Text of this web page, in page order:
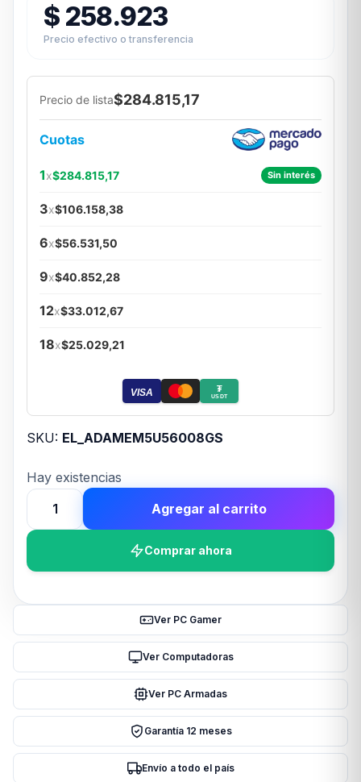
$ 258.923
Precio efectivo o transferencia
Precio de lista$284.815,17
Cuotas
1x$284.815,17 Sin interés
3x$106.158,38
6x$56.531,50
9x$40.852,28
12x$33.012,67
18x$25.029,21
VISA ₮
USDT
SKU: EL_ADAMEM5U56008GS
Hay existencias
Memoria
Ram
5600MHz
1.1V
Agregar al carrito
Comprar ahora
Ver PC Gamer
Ver Computadoras
Ver PC Armadas
Garantía 12 meses
Envío a todo el país